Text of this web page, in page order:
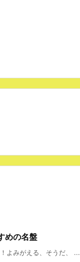
めの名盤
よみがえる、そうだ、 ...